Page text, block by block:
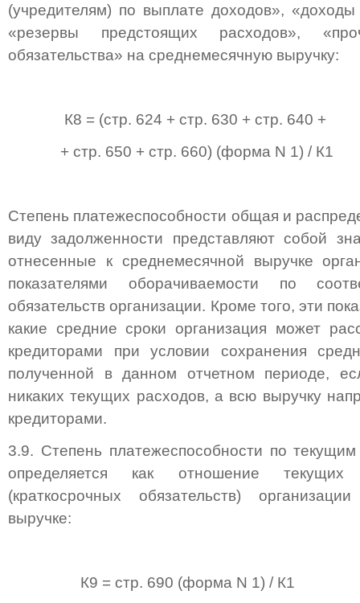
(учредителям) по выплате доходов»,
«резервы предстоящих расходов»,
обязательства» на среднемесячную выручку:
К8 = (стр. 624 + стр. 630 + стр. 640 +
+ стр. 650 + стр. 660) (форма N 1) / К1
Степень платежеспособности общая и
виду задолженности представляют собой
отнесенные к среднемесячной выручке
показателями оборачиваемости по
обязательств организации. Кроме того, эти
какие средние сроки организация может
кредиторами при условии сохранения
полученной в данном отчетном периоде,
никаких текущих расходов, а всю выручку
кредиторами.
3.9. Степень платежеспособности по
определяется как отношение
(краткосрочных обязательств)
выручке:
К9 = стр. 690 (форма N 1) / К1